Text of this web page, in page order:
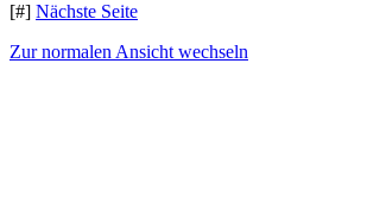
[#] Nächste Seite
Zur normalen Ansicht wechseln